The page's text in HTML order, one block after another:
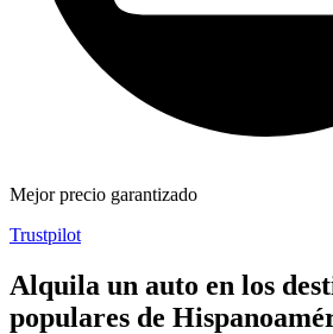
Mejor precio garantizado
Trustpilot
Alquila un auto en los
populares de